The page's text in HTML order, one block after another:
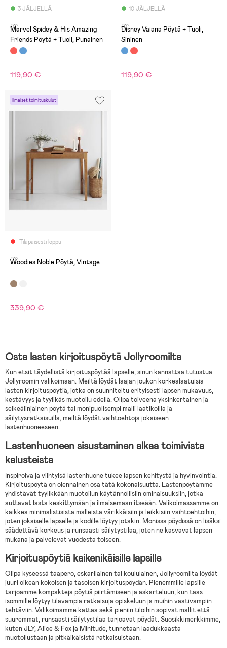
3 JÄLJELLÄ
(0)
Marvel Spidey & His Amazing
Friends Pöytä + Tuoli, Punainen
119,90 €
10 JÄLJELLÄ
(0)
Disney Vaiana Pöytä + Tuoli,
Sininen
119,90 €
Ilmaiset toimituskulut
Tilapäisesti loppu
(0)
Woodies Noble Pöytä, Vintage
339,90 €
Osta lasten kirjoituspöytä Jollyroomilta
Kun etsit täydellistä kirjoituspöytää lapselle, sinun kannattaa tutustua
Jollyroomin valikoimaan. Meiltä löydät laajan joukon korkealaatuisia
lasten kirjoituspöytiä, jotka on suunniteltu erityisesti lapsen mukavuus,
kestävyys ja tyylikäs muotoilu edellä. Olipa toiveena yksinkertainen ja
selkeälinjainen pöytä tai monipuolisempi malli laatikoilla ja
säilytysratkaisuilla, meiltä löydät vaihtoehtoja jokaiseen
lastenhuoneeseen.
Lastenhuoneen sisustaminen alkaa toimivista
kalusteista
Inspiroiva ja viihtyisä lastenhuone tukee lapsen kehitystä ja hyvinvointia.
Kirjoituspöytä on olennainen osa tätä kokonaisuutta. Lastenpöytämme
yhdistävät tyylikkään muotoilun käytännöllisiin ominaisuuksiin, jotka
auttavat lasta keskittymään ja ilmaisemaan itseään. Valikoimassamme on
kaikkea minimalistisista malleista värikkäisiin ja leikkisiin vaihtoehtoihin,
joten jokaiselle lapselle ja kodille löytyy jotakin. Monissa pöydissä on lisäksi
säädettävä korkeus ja runsaasti säilytystilaa, joten ne kasvavat lapsen
mukana ja palvelevat vuodesta toiseen.
Kirjoituspöytiä kaikenikäisille lapsille
Olipa kyseessä taapero, eskarilainen tai koululainen, Jollyroomilta löydät
juuri oikean kokoisen ja tasoisen kirjoituspöydän. Pienemmille lapsille
tarjoamme kompakteja pöytiä piirtämiseen ja askarteluun, kun taas
isommille löytyy tilavampia ratkaisuja opiskeluun ja muihin vaativampiin
tehtäviin. Valikoimamme kattaa sekä pieniin tiloihin sopivat mallit että
suuremmat, runsaasti säilytystilaa tarjoavat pöydät. Suosikkimerkkimme,
kuten JLY, Alice & Fox ja Minitude, tunnetaan laadukkaasta
muotoilustaan ja pitkäikäisistä ratkaisuistaan.